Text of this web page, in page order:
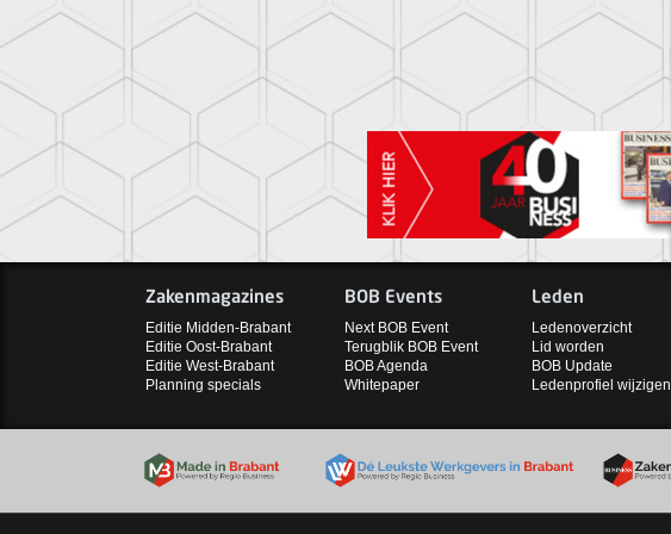
Zakenmagazines
Editie Midden-Brabant
Editie Oost-Brabant
Editie West-Brabant
Planning specials
BOB Events
Next BOB Event
Terugblik BOB Event
BOB Agenda
Whitepaper
Leden
Ledenoverzicht
Lid worden
BOB Update
Ledenprofiel wijzigen